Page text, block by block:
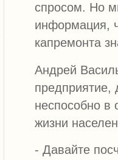
спросом. Но
информация,
капремонта
Андрей
предприятие,
неспособно в
жизни
- Давайте